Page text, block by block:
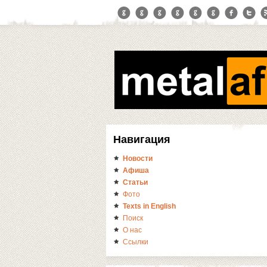
Навигация
Новости
Афиша
Статьи
Фото
Texts in English
Поиск
О нас
Ссылки